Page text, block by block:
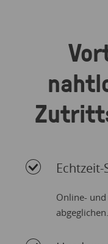
Online-
abgeglichen.